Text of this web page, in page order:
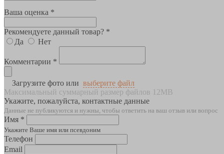
Ваша оценка *
Рекомендуете данный товар? *
Да
Нет
Комментарии *
Загрузите фото или выберите файл
Максимальный суммарный размер файлов 12MB
Укажите, пожалуйста, контактные данные
Данные не публикуются и нужны, чтобы ответить на ваш отзыв или вопрос
Имя *
Укажите Ваше имя или псевдоним
Телефон
Email